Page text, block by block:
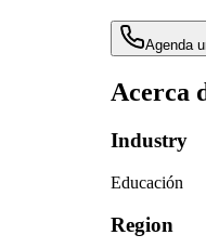
Agenda
Acerca
Industry
Educación
Region